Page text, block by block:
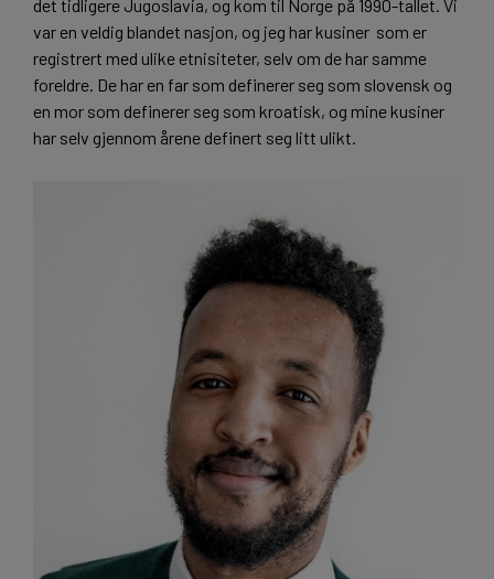
det tidligere Jugoslavia, og kom til Norge på 1990-tallet. Vi
var en veldig blandet nasjon, og jeg har kusiner som er
registrert med ulike etnisiteter, selv om de har samme
foreldre. De har en far som definerer seg som slovensk og
en mor som definerer seg som kroatisk, og mine kusiner
har selv gjennom årene definert seg litt ulikt.